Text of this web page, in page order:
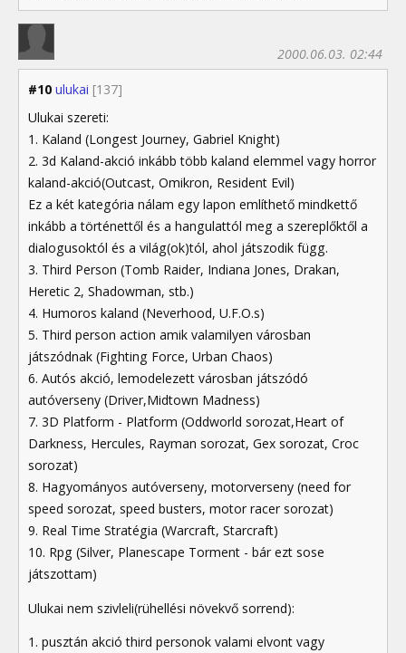
#10 ulukai [137]
2000.06.03. 02:44
Ulukai szereti:
1. Kaland (Longest Journey, Gabriel Knight)
2. 3d Kaland-akció inkább több kaland elemmel vagy horror
kaland-akció(Outcast, Omikron, Resident Evil)
Ez a két kategória nálam egy lapon említhető mindkettő
inkább a történettől és a hangulattól meg a szereplőktől a
dialogusoktól és a világ(ok)tól, ahol játszodik függ.
3. Third Person (Tomb Raider, Indiana Jones, Drakan,
Heretic 2, Shadowman, stb.)
4. Humoros kaland (Neverhood, U.F.O.s)
5. Third person action amik valamilyen városban
játszódnak (Fighting Force, Urban Chaos)
6. Autós akció, lemodelezett városban játszódó
autóverseny (Driver,Midtown Madness)
7. 3D Platform - Platform (Oddworld sorozat,Heart of
Darkness, Hercules, Rayman sorozat, Gex sorozat, Croc
sorozat)
8. Hagyományos autóverseny, motorverseny (need for
speed sorozat, speed busters, motor racer sorozat)
9. Real Time Stratégia (Warcraft, Starcraft)
10. Rpg (Silver, Planescape Torment - bár ezt sose
játszottam)
Ulukai nem szivleli(rühellési növekvő sorrend):
1. pusztán akció third personok valami elvont vagy